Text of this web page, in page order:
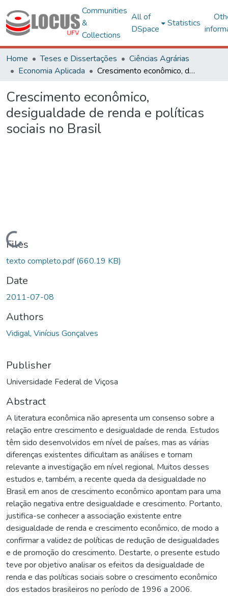
Communities
&
Collections
All of
DSpace
Statistics
Home Teses e Dissertações
Ciências Agrárias
Economia Aplicada
Crescimento econômico, desigualdade de renda e políticas sociais no Brasil
Crescimento econômico,
desigualdade de renda e políticas
sociais no Brasil
Files
texto completo.pdf(660.19 KB)
Date
2011-07-08
Authors
Vidigal, Vinícius Gonçalves
Publisher
Universidade Federal de Viçosa
Abstract
A literatura econômica não apresenta um consenso sobre a
relação entre crescimento e desigualdade de renda. Estudos
têm sido desenvolvidos em nível de países, mas as várias
diferenças existentes dificultam as análises e tornam
relevante a investigação em nível regional. Muitos desses
estudos e, também, a recente queda da desigualdade no
Brasil em anos de crescimento econômico apontam para uma
relação negativa entre desigualdade e crescimento. Portanto,
justifica-se conhecer a associação existente entre
desigualdade de renda e crescimento econômico, de modo a
confirmar a validez de políticas de redução de desigualdades
e de promoção do crescimento. Destarte, o presente estudo
teve por objetivo analisar os efeitos da desigualdade de
renda e das políticas sociais sobre o crescimento econômico
dos estados brasileiros no período de 1996 a 2006.